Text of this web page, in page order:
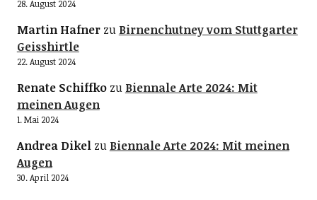
28. August 2024
Martin Hafnerzu Birnenchutney vom Stuttgarter
Geisshirtle
22. August 2024
Renate Schiffkozu Biennale Arte 2024: Mit
meinen Augen
1. Mai 2024
Andrea Dikelzu Biennale Arte 2024: Mit meinen
Augen
30. April 2024